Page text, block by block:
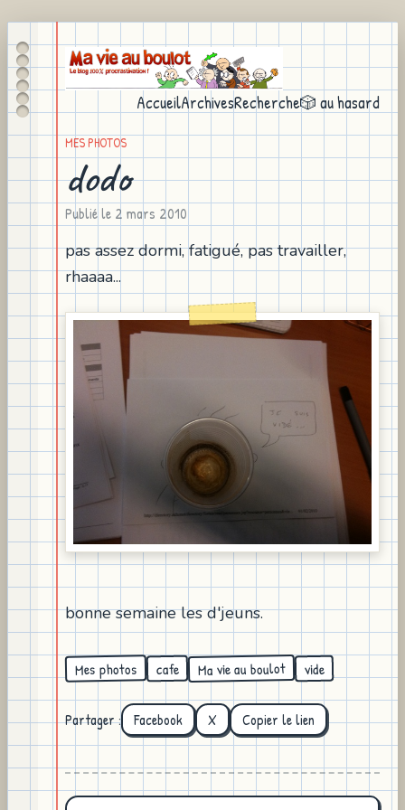
AccueilArchivesRecherche🎲 au hasard
MES PHOTOS
dodo
Publié le 2 mars 2010
pas assez dormi, fatigué, pas travailler,
rhaaaa...
bonne semaine les d'jeuns.
Mes photos cafe Ma vie au boulot vide
Partager : Facebook X Copier le lien